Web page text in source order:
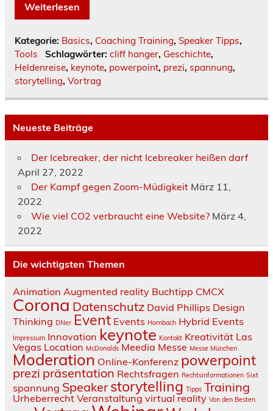
Weiterlesen
Kategorie: Basics, Coaching Training, Speaker Tipps,
Tools
Schlagwörter: cliff hanger, Geschichte,
Heldenreise, keynote, powerpoint, prezi, spannung,
storytelling, Vortrag
Neueste Beiträge
Der Icebreaker, der nicht Icebreaker heißen darf
April 27, 2022
Der Kampf gegen Zoom-Müdigkeit März 11,
2022
Wie viel CO2 verbraucht eine Website? März 4,
2022
Die wichtigsten Themen
Animation Augmented reality Buchtipp CMCX
Corona Datenschutz David Phillips Design
Thinking DNer Event Events Hornbach Hybrid Events
Impressum Innovation keynote Kontakt Kreativität Las
Vegas Location McDonalds Meedia Messe Messe München
Moderation Online-Konferenz powerpoint
prezi präsentation Rechtsfragen Rechtsinformationen Sixt
spannung Speaker storytelling Tipps Training
Urheberrecht Veranstaltung virtual reality Von den Besten